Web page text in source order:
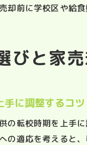
却前に学校区や給
びと家
に調整するコツ
の転校時期を上手
の適応を考えると